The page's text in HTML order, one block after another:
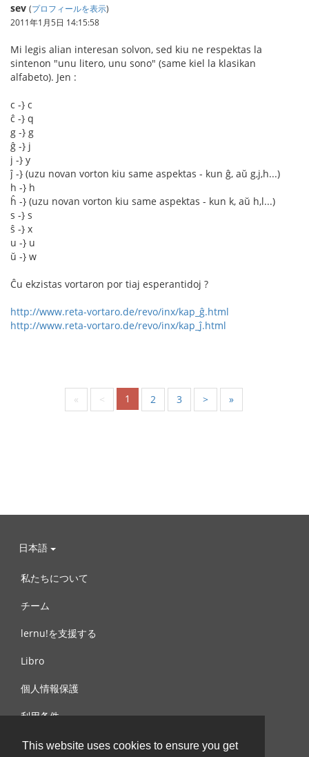
This website uses cookies to ensure you get
sev (プロフィールを表示)
2011年1月5日 14:15:58
Mi legis alian interesan solvon, sed kiu ne respektas la
sintenon "unu litero, unu sono" (same kiel la klasikan
alfabeto). Jen :
c -} c
ĉ -} q
g -} g
ĝ -} j
j -} y
ĵ -} (uzu novan vorton kiu same aspektas - kun ĝ, aŭ g,j,h...)
h -} h
ĥ -} (uzu novan vorton kiu same aspektas - kun k, aŭ h,l...)
s -} s
ŝ -} x
u -} u
ŭ -} w
Ĉu ekzistas vortaron por tiaj esperantidoj ?
http://www.reta-vortaro.de/revo/inx/kap_ĝ.html
http://www.reta-vortaro.de/revo/inx/kap_ĵ.html
« < 1 2 3 > »
日本語
私たちについて
チーム
lernu!を支援する
Libro
個人情報保護
利用条件
お問合せ